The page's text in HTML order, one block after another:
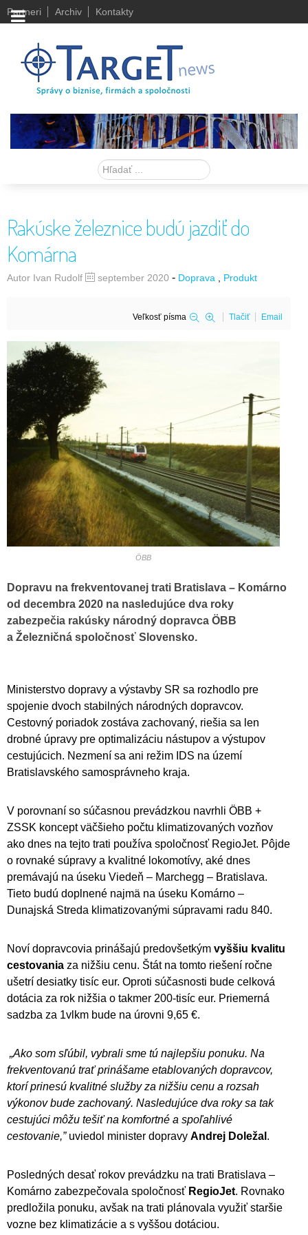
Partneri Archiv Kontakty
Hľadať
Rakúske železnice budú jazdiť do
Komárna
Autor Ivan Rudolf september 2020 - Doprava Produkt
Veľkosť písma Tlačiť Email
ÖBB
Dopravu na frekventovanej trati Bratislava – Komárno
od decembra 2020 na nasledujúce dva roky
zabezpečia rakúsky národný dopravca ÖBB
a Železničná spoločnosť Slovensko.
Ministerstvo dopravy a výstavby SR sa rozhodlo pre
spojenie dvoch stabilných národných dopravcov.
Cestovný poriadok zostáva zachovaný, riešia sa len
drobné úpravy pre optimalizáciu nástupov a výstupov
cestujúcich. Nezmení sa ani režim IDS na území
Bratislavského samosprávneho kraja.
V porovnaní so súčasnou prevádzkou navrhli ÖBB +
ZSSK koncept väčšieho počtu klimatizovaných vozňov
ako dnes na tejto trati používa spoločnosť RegioJet. Pôjde
o rovnaké súpravy a kvalitné lokomotívy, aké dnes
premávajú na úseku Viedeň – Marchegg – Bratislava.
Tieto budú doplnené najmä na úseku Komárno –
Dunajská Streda klimatizovanými súpravami radu 840.
Noví dopravcovia prinášajú predovšetkým vyššiu kvalitu
cestovania za nižšiu cenu. Štát na tomto riešení ročne
ušetrí desiatky tisíc eur. Oproti súčasnosti bude celková
dotácia za rok nižšia o takmer 200-tisíc eur. Priemerná
sadzba za 1vlkm bude na úrovni 9,65 €.
„Ako som sľúbil, vybrali sme tú najlepšiu ponuku. Na
frekventovanú trať prinášame etablovaných dopravcov,
ktorí prinesú kvalitné služby za nižšiu cenu a rozsah
výkonov bude zachovaný. Nasledujúce dva roky sa tak
cestujúci môžu tešiť na komfortné a spoľahlivé
cestovanie,”uviedol minister dopravy Andrej Doležal .
Posledných desať rokov prevádzku na trati Bratislava –
Komárno zabezpečovala spoločnosť RegioJet. Rovnako
predložila ponuku, avšak na trati plánovala využiť staršie
vozne bez klimatizácie a s vyššou dotáciou.